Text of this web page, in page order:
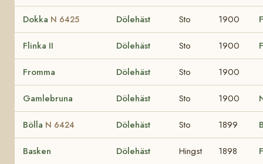
Dokka N 6425 Dölehäst Sto 1900
Flinka II Dölehäst Sto 1900
Fromma Dölehäst Sto 1900
Gamlebruna Dölehäst Sto 1900
Bölla N 6424 Dölehäst Sto 1899
Basken Dölehäst Hingst 1898